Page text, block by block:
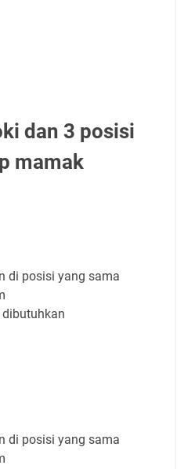
dan 3 posisi
mamak
di posisi yang sama
di posisi yang sama